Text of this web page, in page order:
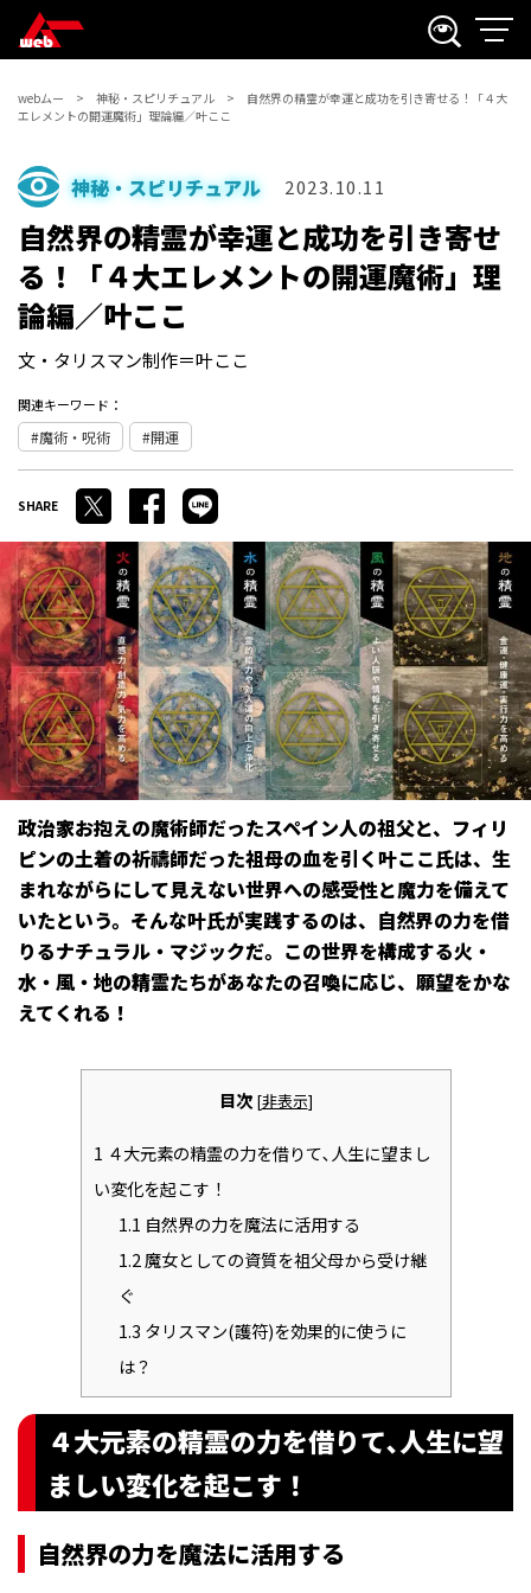
webムー 神秘・スピリチュアル
自然界の精霊が幸運と成功を引き寄せる！「４大
エレメントの開運魔術」理論編／叶ここ
神秘・スピリチュアル 2023.10.11
自然界の精霊が幸運と成功を引き寄せ
る！「４大エレメントの開運魔術」理
論編／叶ここ
文・タリスマン制作＝叶ここ
関連キーワード：
魔術・呪術 開運
政治家お抱えの魔術師だったスペイン人の祖父と、フィリ
ピンの土着の祈禱師だった祖母の血を引く叶ここ氏は、生
まれながらにして見えない世界への感受性と魔力を備えて
いたという。そんな叶氏が実践するのは、自然界の力を借
りるナチュラル・マジックだ。この世界を構成する火・
水・風・地の精霊たちがあなたの召喚に応じ、願望をかな
えてくれる！
目次 [非表示]
1 ４大元素の精霊の力を借りて､人生に望まし
い変化を起こす！
1.1 自然界の力を魔法に活用する
1.2魔女としての資質を祖父母から受け継
ぐ
1.3 タリスマン(護符)を効果的に使うに
は？
４大元素の精霊の力を借りて､人生に望
ましい変化を起こす！
自然界の力を魔法に活用する